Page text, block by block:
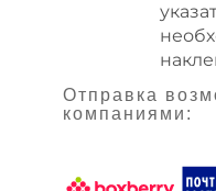
Отправка
компаниями: